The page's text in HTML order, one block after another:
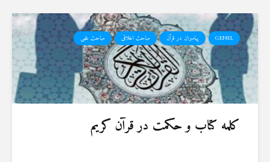
GENEL پیامبران در قرآن مباحث اخلاقی مباحث علمی
کلمه کتاب و حکمت در قرآن کریم